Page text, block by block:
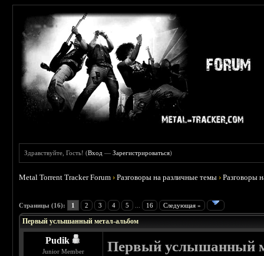
Здравствуйте, Гость! (Вход —Зарегистрироваться)
Metal Torrent Tracker Forum ›Разговоры на различные темы ›Разговоры
Страницы (16): 1 2 3 4 5 16 Следующая »
Первый услышанный метал-альбом
Pudik
Junior Member Первый услышанный